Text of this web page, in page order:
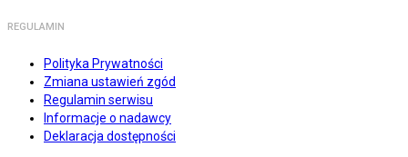
REGULAMIN
Polityka Prywatności
Zmiana ustawień zgód
Regulamin serwisu
Informacje o nadawcy
Deklaracja dostępności